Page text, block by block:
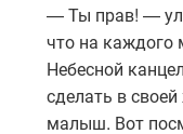
— Ты прав! —
что на каждого
Небесной
сделать в
малыш. Вот